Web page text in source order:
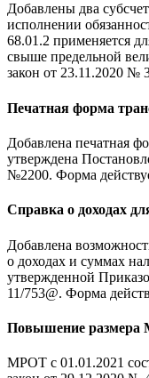
Добавлены два
исполнении
68.01.2 применяется
свыше предельной
закон от 23.11.2020 №
Печатная форма
Добавлена печатная
утверждена
№2200. Форма
Справка о доходах
Добавлена
о доходах и суммах
утвержденной
11/753@. Форма
Повышение
МРОТ с 01.01.2021